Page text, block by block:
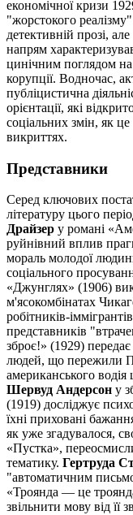
економічної кризи
"жорстокого
детективній прозі,
напрям
цинічним поглядом на
корупції. Водночас,
публіцистична
орієнтації, які
соціальних змін, як
викриттях.
Представники
Серед ключових
літературу цього
Драйзер у романі
руйнівний вплив
мораль молодої
соціального
«Джунглях» (1906)
м'ясокомбінатах
робітників-
представників
зброє!» (1929)
людей, що пережили
американського
Шервуд Андерсон у
(1919) досліджує
їхні приховані
як уже згадувалося,
«Пустка»,
тематику. Гертруда
"автоматичним
«Троянда — це
звільнити мову від її